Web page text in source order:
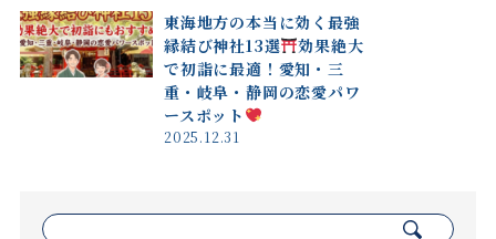
東海地方の本当に効く最強
縁結び神社13選
効果絶大
で初詣に最適！愛知・三
重・岐阜・静岡の恋愛パワ
ースポット
2025.12.31